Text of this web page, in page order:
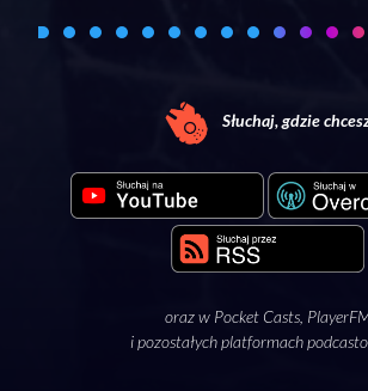
Słuchaj, gdzie
oraz w Pocket Casts,
i pozostałych platformach